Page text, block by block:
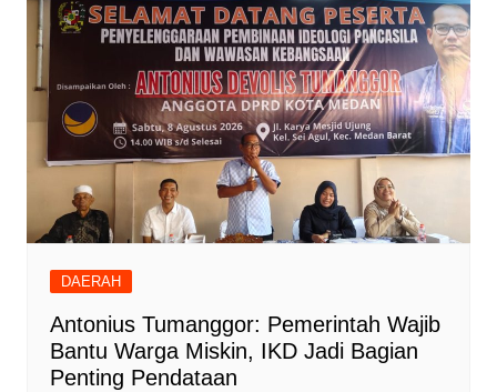
DAERAH
Antonius Tumanggor: Pemerintah Wajib
Bantu Warga Miskin, IKD Jadi Bagian
Penting Pendataan